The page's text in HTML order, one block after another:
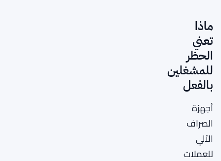
ماذا
تعني
الحظر
للمشغلين
بالفعل
أجهزة
الصراف
الآلي
للعملات